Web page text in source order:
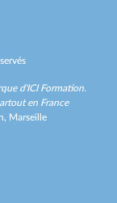
d'ICI Formation.
en France
Marseille